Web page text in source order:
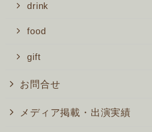
drink
food
gift
お問合せ
メディア掲載・出演実績